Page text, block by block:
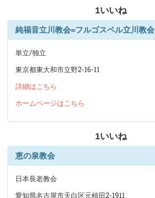
1いいね
純福音立川教会=フルゴスペル立川教会
単立/独立
東京都東大和市立野2-16-11
詳細はこちら
ホームページはこちら
1いいね
恵の泉教会
日本長老教会
愛知県名古屋市天白区元植田2-1911